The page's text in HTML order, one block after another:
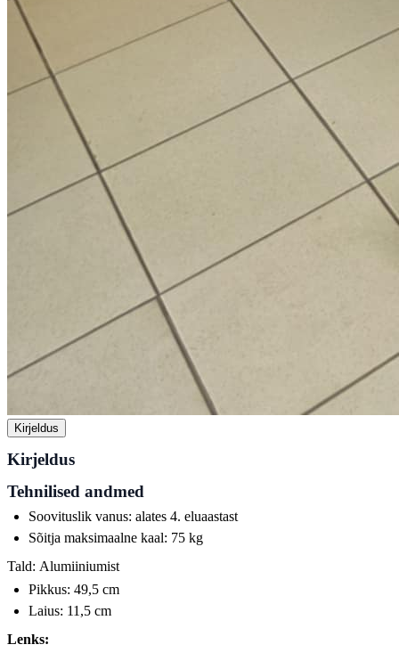
Kirjeldus
Kirjeldus
Tehnilised andmed
Soovituslik vanus: alates 4. eluaastast
Sõitja maksimaalne kaal: 75 kg
Tald: Alumiiniumist
Pikkus: 49,5 cm
Laius: 11,5 cm
Lenks: